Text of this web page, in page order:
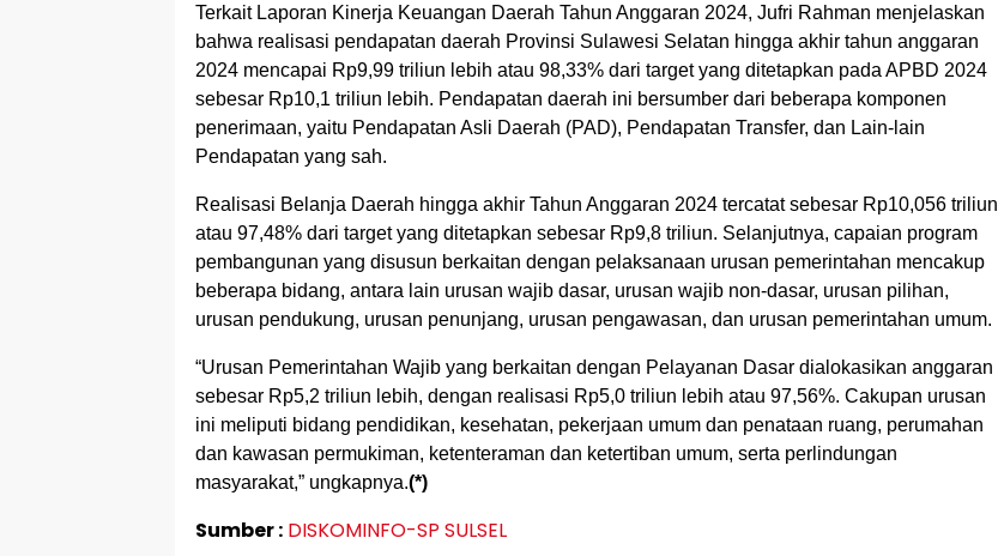
Terkait Laporan Kinerja Keuangan Daerah Tahun Anggaran 2024, Jufri Rahman menjelaskan
bahwa realisasi pendapatan daerah Provinsi Sulawesi Selatan hingga akhir tahun anggaran
2024 mencapai Rp9,99 triliun lebih atau 98,33% dari target yang ditetapkan pada APBD 2024
sebesar Rp10,1 triliun lebih. Pendapatan daerah ini bersumber dari beberapa komponen
penerimaan, yaitu Pendapatan Asli Daerah (PAD), Pendapatan Transfer, dan Lain-lain
Pendapatan yang sah.
Realisasi Belanja Daerah hingga akhir Tahun Anggaran 2024 tercatat sebesar Rp10,056 triliun
atau 97,48% dari target yang ditetapkan sebesar Rp9,8 triliun. Selanjutnya, capaian program
pembangunan yang disusun berkaitan dengan pelaksanaan urusan pemerintahan mencakup
beberapa bidang, antara lain urusan wajib dasar, urusan wajib non-dasar, urusan pilihan,
urusan pendukung, urusan penunjang, urusan pengawasan, dan urusan pemerintahan umum.
“Urusan Pemerintahan Wajib yang berkaitan dengan Pelayanan Dasar dialokasikan anggaran
sebesar Rp5,2 triliun lebih, dengan realisasi Rp5,0 triliun lebih atau 97,56%. Cakupan urusan
ini meliputi bidang pendidikan, kesehatan, pekerjaan umum dan penataan ruang, perumahan
dan kawasan permukiman, ketenteraman dan ketertiban umum, serta perlindungan
masyarakat,” ungkapnya.(*)
Sumber : DISKOMINFO-SP SULSEL